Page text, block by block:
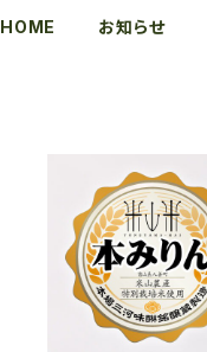
HOME お知らせ